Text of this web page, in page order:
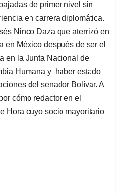
de primer nivel sin
en carrera diplomática.
Ninco Daza que aterrizó en
en México después de ser el
en la Junta Nacional de
Humana y haber estado
del senador Bolívar. A
cómo redactor en el
Hora cuyo socio mayoritario